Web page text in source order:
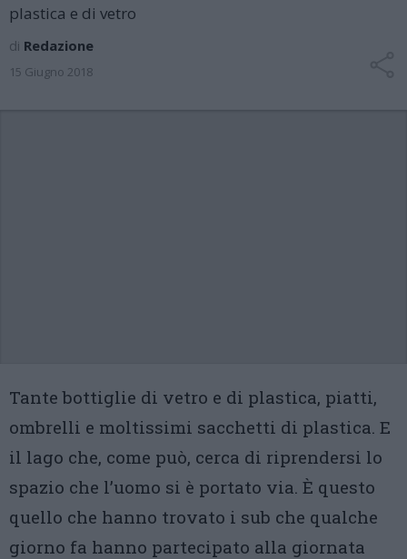
plastica e di vetro
di Redazione
15 Giugno 2018
Tante bottiglie di vetro e di plastica, piatti,
ombrelli e moltissimi sacchetti di plastica. E
il lago che, come può, cerca di riprendersi lo
spazio che l’uomo si è portato via. È questo
quello che hanno trovato i sub che qualche
giorno fa hanno partecipato alla giornata